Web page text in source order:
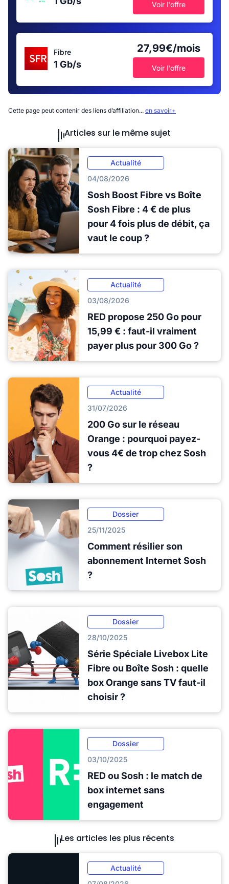
Voir l'offre
Fibre
1 Gb/s
27,99€/mois
Voir l'offre
Cette page peut contenir des liens d’affiliation... en savoir+
Articles sur le même sujet
Actualité
04/08/2026
Sosh Boost Fibre vs Boîte
Sosh Fibre : 4 € de plus
pour 4 fois plus de débit, ça
vaut le coup ?
Actualité
03/08/2026
RED propose 250 Go pour
15,99 € : faut-il vraiment
payer plus pour 300 Go ?
Actualité
31/07/2026
200 Go sur le réseau
Orange : pourquoi payez-
vous 4€ de trop chez Sosh
?
Dossier
25/11/2025
Comment résilier son
abonnement Internet Sosh
?
Dossier
28/10/2025
Série Spéciale Livebox Lite
Fibre ou Boîte Sosh : quelle
box Orange sans TV faut-il
choisir ?
Dossier
03/10/2025
RED ou Sosh : le match de
box internet sans
engagement
Les articles les plus récents
Actualité